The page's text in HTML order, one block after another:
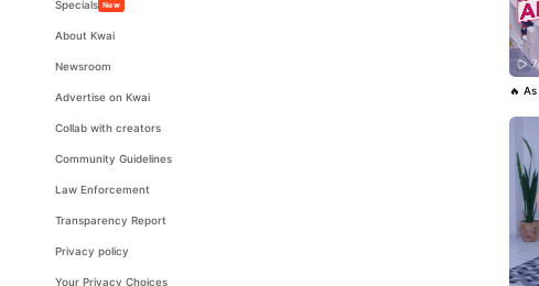
Specials New
About Kwai
Newsroom
Advertise on Kwai
Collab with creators
Community Guidelines
Law Enforcement
Transparency Report
Privacy policy
Your Privacy Choices
🔥
T
a!
s
entos
ção